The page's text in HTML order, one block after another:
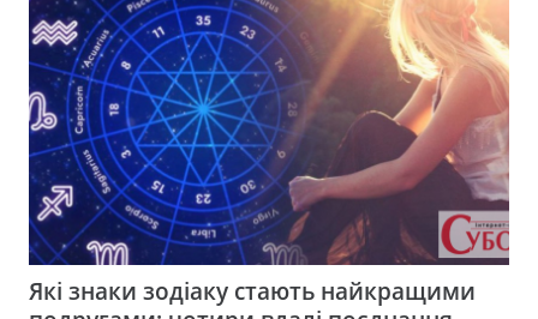
Які знаки зодіаку стають найкращими